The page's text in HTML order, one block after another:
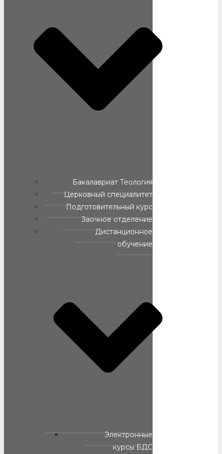
Бакалавриат Теология
Церковный специалитет
Подготовительный курс
Заочное отделение
Дистанционное
обучение
Электронные
курсы БДС